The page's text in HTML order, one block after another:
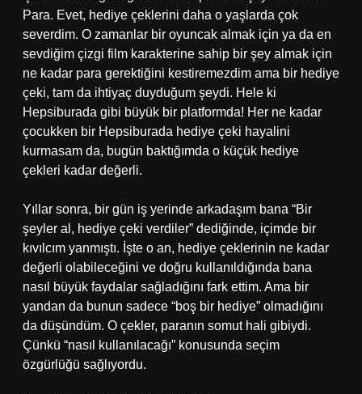
Para. Evet, hediye çeklerini daha o yaşlarda çok
severdim. O zamanlar bir oyuncak almak için ya da en
sevdiğim çizgi film karakterine sahip bir şey almak için
ne kadar para gerektiğini kestiremezdim ama bir hediye
çeki, tam da ihtiyaç duyduğum şeydi. Hele ki
Hepsiburada gibi büyük bir platformda! Her ne kadar
çocukken bir Hepsiburada hediye çeki hayalini
kurmasam da, bugün baktığımda o küçük hediye
çekleri kadar değerli.
Yıllar sonra, bir gün iş yerinde arkadaşım bana “Bir
şeyler al, hediye çeki verdiler” dediğinde, içimde bir
kıvılcım yanmıştı. İşte o an, hediye çeklerinin ne kadar
değerli olabileceğini ve doğru kullanıldığında bana
nasıl büyük faydalar sağladığını fark ettim. Ama bir
yandan da bunun sadece “boş bir hediye” olmadığını
da düşündüm. O çekler, paranın somut hali gibiydi.
Çünkü “nasıl kullanılacağı” konusunda seçim
özgürlüğü sağlıyordu.